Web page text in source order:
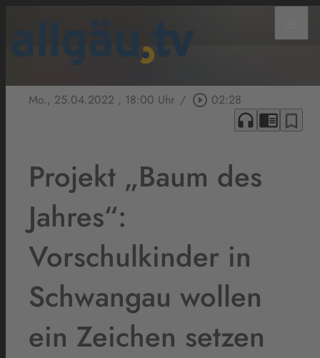
Mo., 25.04.2022 , 18:00 Uhr / play_circle_outline 02:28
headphones chrome_reader_mode bookmark_border
Projekt „Baum des
Jahres“:
Vorschulkinder in
Schwangau wollen
ein Zeichen setzen